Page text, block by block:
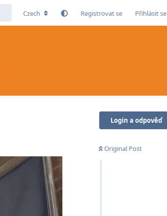
Czech Registrovat se Přihlásit se
Login a odpověď
Original Post